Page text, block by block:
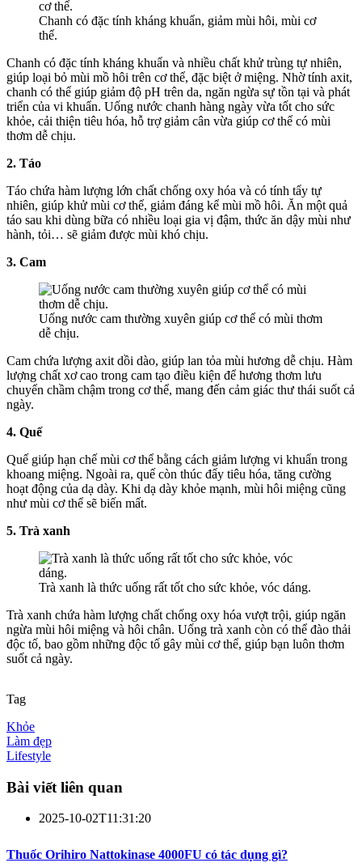
Chanh có đặc tính kháng khuẩn, giảm mùi hôi, mùi cơ
thể.
Chanh có đặc tính kháng khuẩn và nhiều chất khử trùng tự nhiên,
giúp loại bỏ mùi mồ hôi trên cơ thể, đặc biệt ở miệng. Nhờ tính axit,
chanh có thể giúp giảm độ pH trên da, ngăn ngừa sự tồn tại và phát
triển của vi khuẩn. Uống nước chanh hàng ngày vừa tốt cho sức
khỏe, cải thiện tiêu hóa, hỗ trợ giảm cân vừa giúp cơ thể có mùi
thơm dễ chịu.
2. Táo
Táo chứa hàm lượng lớn chất chống oxy hóa và có tính tẩy tự
nhiên, giúp khử mùi cơ thể, giảm đáng kể mùi mồ hôi. Ăn một quả
táo sau khi dùng bữa có nhiều loại gia vị đậm, thức ăn dậy mùi như
hành, tỏi… sẽ giảm được mùi khó chịu.
3. Cam
Uống nước cam thường xuyên giúp cơ thể có mùi thơm
dễ chịu.
Cam chứa lượng axit dồi dào, giúp lan tỏa mùi hương dễ chịu. Hàm
lượng chất xơ cao trong cam tạo điều kiện để hương thơm lưu
chuyển chầm chậm trong cơ thể, mang đến cảm giác thư thái suốt cả
ngày.
4. Quế
Quế giúp hạn chế mùi cơ thể bằng cách giảm lượng vi khuẩn trong
khoang miệng. Ngoài ra, quế còn thúc đẩy tiêu hóa, tăng cường
hoạt động của dạ dày. Khi dạ dày khỏe mạnh, mùi hôi miệng cũng
như mùi cơ thể sẽ biến mất.
5. Trà xanh
Trà xanh là thức uống rất tốt cho sức khỏe, vóc dáng.
Trà xanh chứa hàm lượng chất chống oxy hóa vượt trội, giúp ngăn
ngừa mùi hôi miệng và hôi chân. Uống trà xanh còn có thể đào thải
độc tố, bao gồm những độc tố gây mùi cơ thể, giúp bạn luôn thơm
suốt cả ngày.
Tag
Khỏe
Làm đẹp
Lifestyle
Bài viết liên quan
2025-10-02T11:31:20
Thuốc Orihiro Nattokinase 4000FU có tác dụng gì?